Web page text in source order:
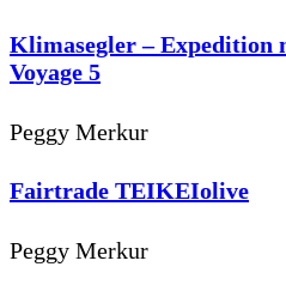
Klimasegler – Expedition
Voyage 5
Peggy Merkur
Fairtrade TEIKEIolive
Peggy Merkur